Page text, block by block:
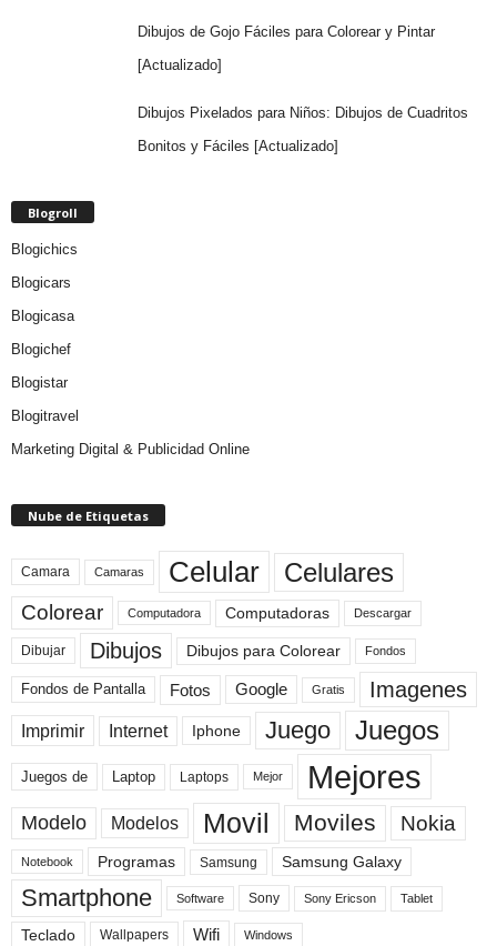
Dibujos de Gojo Fáciles para Colorear y Pintar
[Actualizado]
Dibujos Pixelados para Niños: Dibujos de Cuadritos
Bonitos y Fáciles [Actualizado]
Blogroll
Blogichics
Blogicars
Blogicasa
Blogichef
Blogistar
Blogitravel
Marketing Digital & Publicidad Online
Nube de Etiquetas
Camara Camaras Celular Celulares
Colorear Computadora Computadoras Descargar
Dibujar Dibujos Dibujos para Colorear Fondos
Fondos de Pantalla Fotos Google Gratis Imagenes
Imprimir Internet Iphone Juego Juegos
Juegos de Laptop Laptops Mejor Mejores
Modelo Modelos Movil Moviles Nokia
Notebook Programas Samsung Samsung Galaxy
Smartphone Software Sony Sony Ericson Tablet
Teclado Wallpapers Wifi Windows